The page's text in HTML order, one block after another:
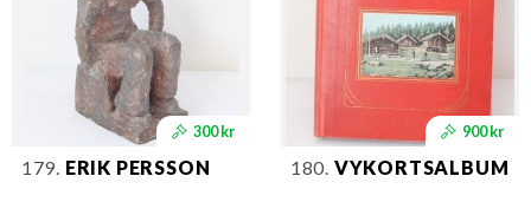
300 kr
179. ERIK PERSSON
900 kr
180. VYKORTSALBUM